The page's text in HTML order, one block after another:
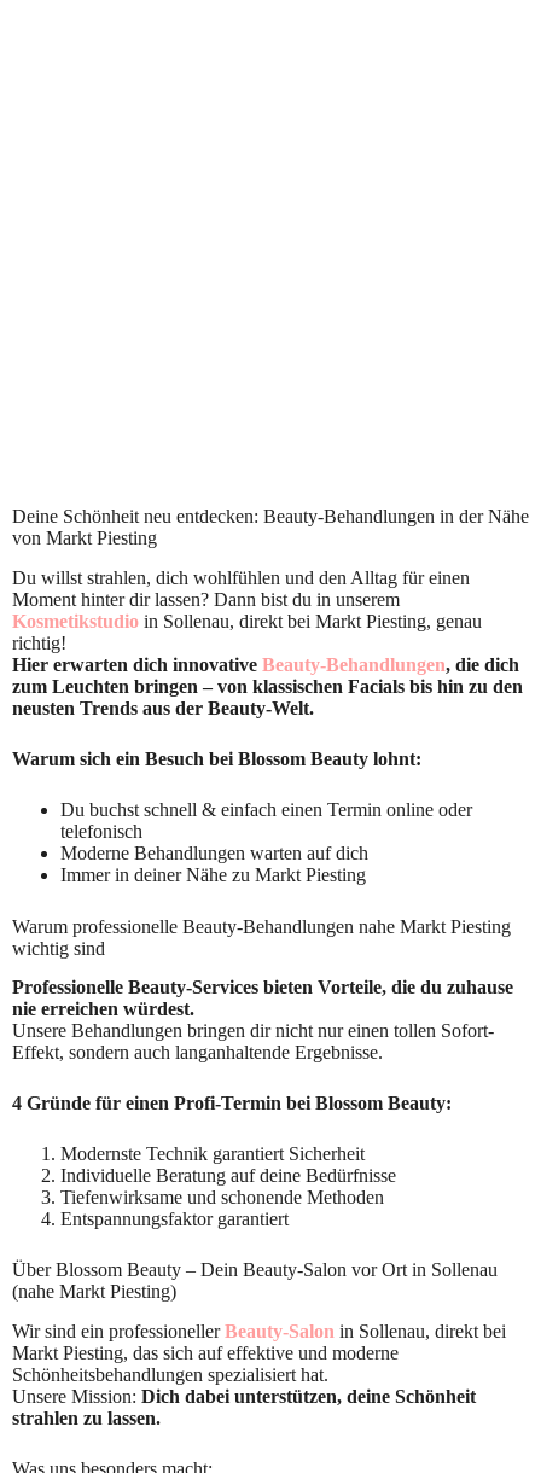
Deine Schönheit neu entdecken: Beauty-Behandlungen in der Nähe
von Markt Piesting
Du willst strahlen, dich wohlfühlen und den Alltag für einen
Moment hinter dir lassen? Dann bist du in unserem
Kosmetikstudio in Sollenau, direkt bei Markt Piesting, genau
richtig!
Hier erwarten dich innovative Beauty-Behandlungen, die dich
zum Leuchten bringen – von klassischen Facials bis hin zu den
neusten Trends aus der Beauty-Welt.
Warum sich ein Besuch bei Blossom Beauty lohnt:
Du buchst schnell & einfach einen Termin online oder
telefonisch
Moderne Behandlungen warten auf dich
Immer in deiner Nähe zu Markt Piesting
Warum professionelle Beauty-Behandlungen nahe Markt Piesting
wichtig sind
Professionelle Beauty-Services bieten Vorteile, die du zuhause
nie erreichen würdest.
Unsere Behandlungen bringen dir nicht nur einen tollen Sofort-
Effekt, sondern auch langanhaltende Ergebnisse.
4 Gründe für einen Profi-Termin bei Blossom Beauty:
Modernste Technik garantiert Sicherheit
Individuelle Beratung auf deine Bedürfnisse
Tiefenwirksame und schonende Methoden
Entspannungsfaktor garantiert
Über Blossom Beauty – Dein Beauty-Salon vor Ort in Sollenau
(nahe Markt Piesting)
Wir sind ein professionellerBeauty-Salon in Sollenau, direkt bei
Markt Piesting, das sich auf effektive und moderne
Schönheitsbehandlungen spezialisiert hat.
Unsere Mission: Dich dabei unterstützen, deine Schönheit
strahlen zu lassen.